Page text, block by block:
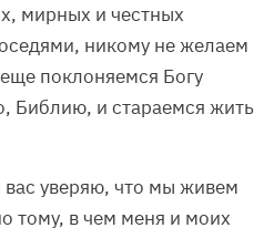
мирных и честных
никому не желаем
поклоняемся Богу
Библию, и стараемся жить
вас уверяю, что мы живем
тому, в чем меня и моих